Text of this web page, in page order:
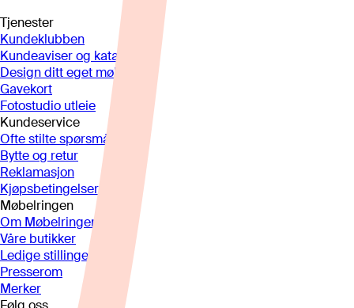
Tjenester
Kundeklubben
Kundeaviser og kataloger
Design ditt eget møbel
Gavekort
Fotostudio utleie
Kundeservice
Ofte stilte spørsmål
Bytte og retur
Reklamasjon
Kjøpsbetingelser
Møbelringen
Om Møbelringen
Våre butikker
Ledige stillinger
Presserom
Merker